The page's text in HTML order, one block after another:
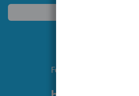
Folgen Sie uns